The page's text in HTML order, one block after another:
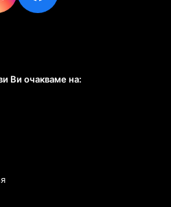
Ви очакваме на: